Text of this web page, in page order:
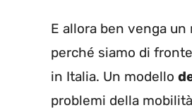
E allora ben venga
perché siamo di
in Italia. Un modello
problemi della